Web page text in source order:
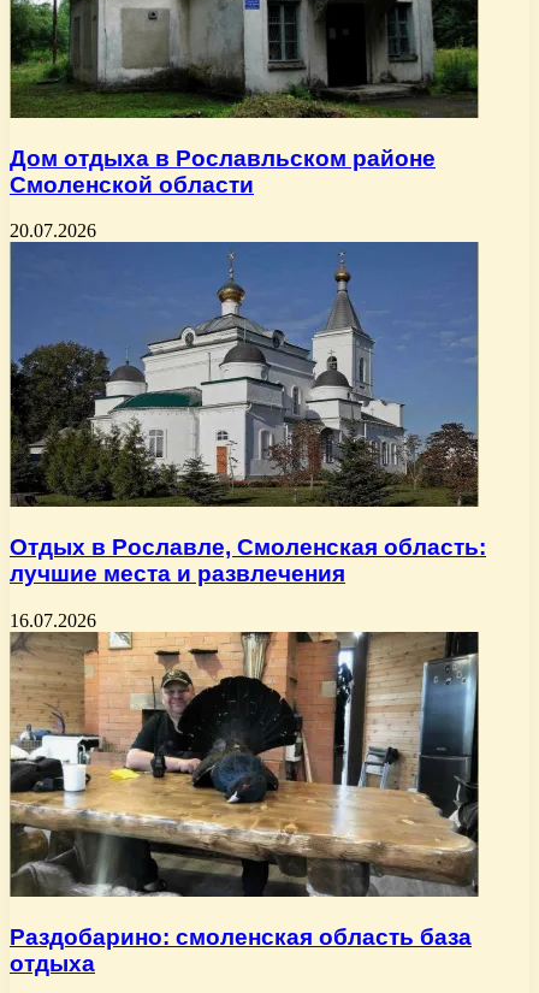
Дом отдыха в Рославльском районе
Смоленской области
20.07.2026
Отдых в Рославле, Смоленская область:
лучшие места и развлечения
16.07.2026
Раздобарино: смоленская область база
отдыха